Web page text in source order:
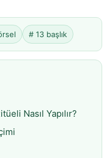
# 13 başlık
Nasıl Yapılır?